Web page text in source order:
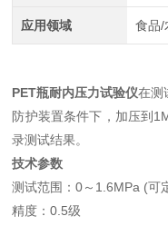
应用领域 食品/
PET瓶耐内压力试验仪在测
防护装置条件下，加压到
录测试结果。
技术参数
测试范围：0～
精度：0.5级